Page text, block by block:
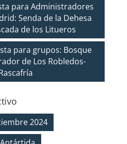
para Administradores
Senda de la Dehesa
de los Litueros
para grupos: Bosque
de Los Robledos-
2024